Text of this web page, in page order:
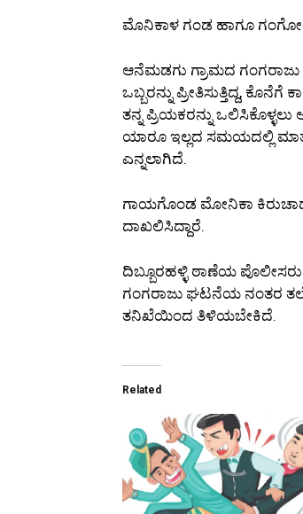
ಮೊನಿಕಾಳ ಗಂಡ ಹಾಗೂ
ಆನೆಮಡಗು ಗ್ರಾಮದ
ಒಬ್ಬರನ್ನು ಪ್ರೀತಿಸುತ್ತಿದ್ದ,
ತನ್ನ ಪ್ರಿಯಕರನ್ನು
ಯಾರೂ ಇಲ್ಲದ ಸಮಯದಲ್ಲಿ
ಎನ್ನಲಾಗಿದೆ.
ಗಾಯಗೊಂಡ ಮೋನಿಕಾ
ದಾಖಲಿಸಿದ್ದಾರೆ.
ದಿಬ್ಬೂರಹಳ್ಳಿ ಠಾಣೆಯ
ಗಂಗರಾಜು ಘಟನೆಯ ನಂತರ ತಲೆ
ತನಿಖೆಯಿಂದ ತಿಳಿಯಬೇಕಿದೆ.
Related